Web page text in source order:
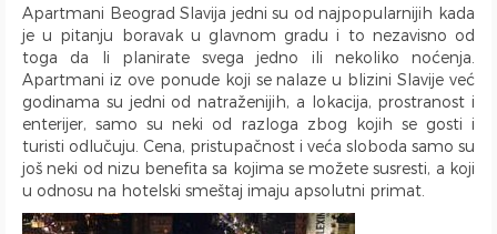
Bade Mantil
Kozmetika
Toalet Papir
Sredstva za Čišćenje
Zabranjeno pušenje
Recepcija
Kategorizovan
Vaučeri
Trpezarijski Sto i Stolice
Deo za Ručavanje
Aspirator
Posudje i Escajg
Mostarska petlja
Vasina ulica
Beogradski Sajam
Yu biznis centar
Ulica Španskih boraca
Naselje West 365
Filmski grad
Karadjordjev park
Apartmani Beograd Slavija jedni su od najpopularnijih kada
je u pitanju boravak u glavnom gradu i to nezavisno od
toga da li planirate svega jedno ili nekoliko noćenja.
Apartmani iz ove ponude koji se nalaze u blizini Slavije već
godinama su jedni od natraženijih, a lokacija, prostranost i
enterijer, samo su neki od razloga zbog kojih se gosti i
turisti odlučuju. Cena, pristupačnost i veća sloboda samo su
još neki od nizu benefita sa kojima se možete susresti, a koji
u odnosu na hotelski smeštaj imaju apsolutni primat.